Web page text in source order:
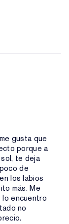
gusta que
porque a
te deja
de
los labios
más. Me
lo encuentro
no